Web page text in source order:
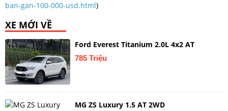
ban-gan-100-000-usd.html)
XE MỚI VỀ
Ford Everest Titanium 2.0L 4x2 AT
785 Triệu
MG ZS Luxury 1.5 AT 2WD